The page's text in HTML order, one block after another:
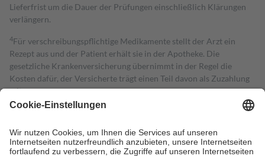
Lieferfrist um die Dauer der Prüfungen einschließlich Klärungen
verlängern.
4Für verschreibungspflichtige Medikamente stellt der Arzt ein
Rezept aus und der Patient erhält sie in der Apotheke. Die
gesetzliche Krankenversicherung übernimmt in der Regel die
Kosten dafür, der Versicherte trägt einen Teil davon als Zuzahlung
mit.
Grundsätzlich leisten Mitglieder Zuzahlungen in Höhe von zehn
höchstens zehn Euro.
Es sind jedoch nie mehr als die tatsächlichen
Kosten der Leistung zu entrichten.
Diese Regeln gelten grundsätzlich auch für Online-Apotheken.